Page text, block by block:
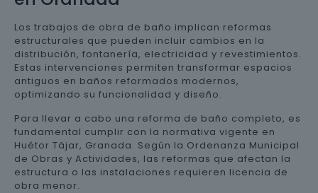
Los trabajos de obra de baño implican reformas
estructurales que pueden incluir cambios en la
distribución, fontanería, electricidad y revestimientos.
Estas intervenciones permiten transformar espacios
antiguos en baños reformados modernos,
optimizando su funcionalidad y diseño.
Para llevar a cabo una reforma de baño completo, es
fundamental cumplir con la normativa vigente en
Huétor Tájar, Granada. Según la Ordenanza Municipal
de Obras y Actividades, las reformas que afectan la
estructura o las instalaciones requieren licencia de
obra menor.